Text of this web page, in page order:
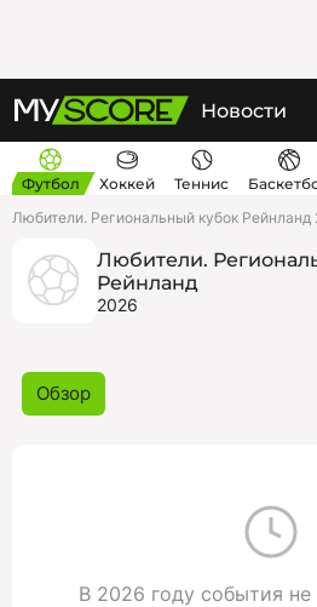
Новости
Футбол Хоккей Теннис
Любители. Региональный кубок Рейнланд
Любители.
Рейнланд
2026
Обзор
В 2026 году события не